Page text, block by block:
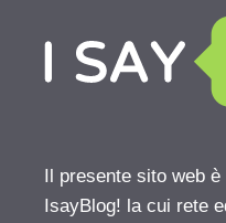
Il presente sito web
IsayBlog! la cui rete